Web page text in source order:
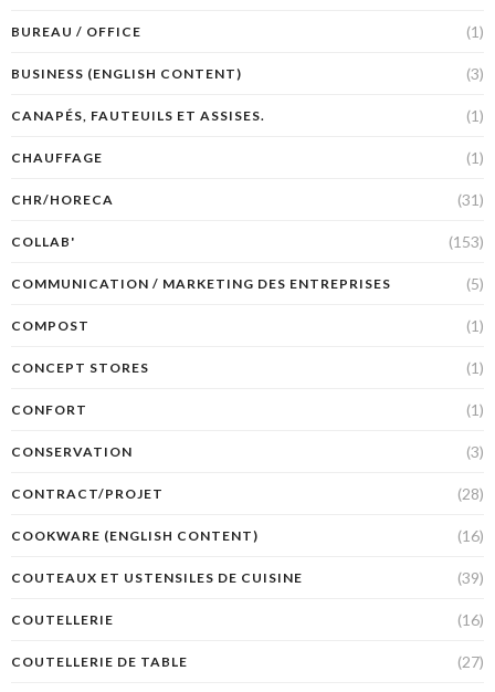
BUREAU / OFFICE (1)
BUSINESS (ENGLISH CONTENT) (3)
CANAPÉS, FAUTEUILS ET ASSISES. (1)
CHAUFFAGE (1)
CHR/HORECA (31)
COLLAB' (153)
COMMUNICATION / MARKETING DES ENTREPRISES (5)
COMPOST (1)
CONCEPT STORES (1)
CONFORT (1)
CONSERVATION (3)
CONTRACT/PROJET (28)
COOKWARE (ENGLISH CONTENT) (16)
COUTEAUX ET USTENSILES DE CUISINE (39)
COUTELLERIE (16)
COUTELLERIE DE TABLE (27)